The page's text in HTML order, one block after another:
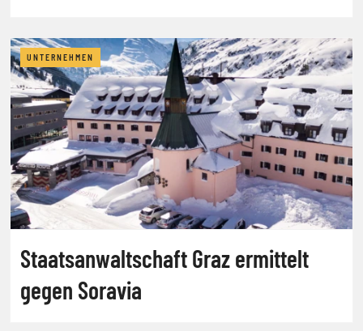
UNTERNEHMEN
Staatsanwaltschaft Graz ermittelt
gegen Soravia